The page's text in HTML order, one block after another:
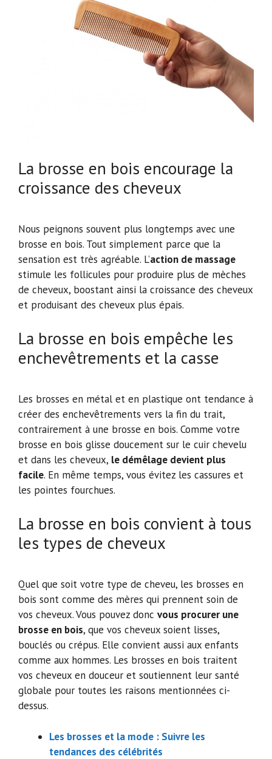
La brosse en bois encourage la
croissance des cheveux
Nous peignons souvent plus longtemps avec une
brosse en bois. Tout simplement parce que la
sensation est très agréable. L’action de massage
stimule les follicules pour produire plus de mèches
de cheveux, boostant ainsi la croissance des cheveux
et produisant des cheveux plus épais.
La brosse en bois empêche les
enchevêtrements et la casse
Les brosses en métal et en plastique ont tendance à
créer des enchevêtrements vers la fin du trait,
contrairement à une brosse en bois. Comme votre
brosse en bois glisse doucement sur le cuir chevelu
et dans les cheveux, le démêlage devient plus
facile. En même temps, vous évitez les cassures et
les pointes fourchues.
La brosse en bois convient à tous
les types de cheveux
Quel que soit votre type de cheveu, les brosses en
bois sont comme des mères qui prennent soin de
vos cheveux. Vous pouvez donc vous procurer une
brosse en bois, que vos cheveux soient lisses,
bouclés ou crépus. Elle convient aussi aux enfants
comme aux hommes. Les brosses en bois traitent
vos cheveux en douceur et soutiennent leur santé
globale pour toutes les raisons mentionnées ci-
dessus.
Les brosses et la mode : Suivre les
tendances des célébrités